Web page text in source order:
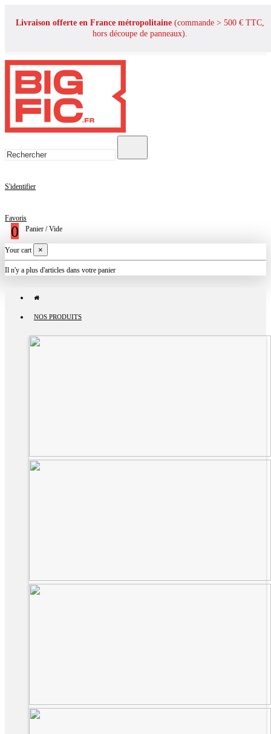
Livraison offerte en France métropolitaine (commande > 500 € TTC,
hors découpe de panneaux).
S'identifier
Favoris
0 Panier /Vide
Your cart ×
Il n'y a plus d'articles dans votre panier
NOS PRODUITS